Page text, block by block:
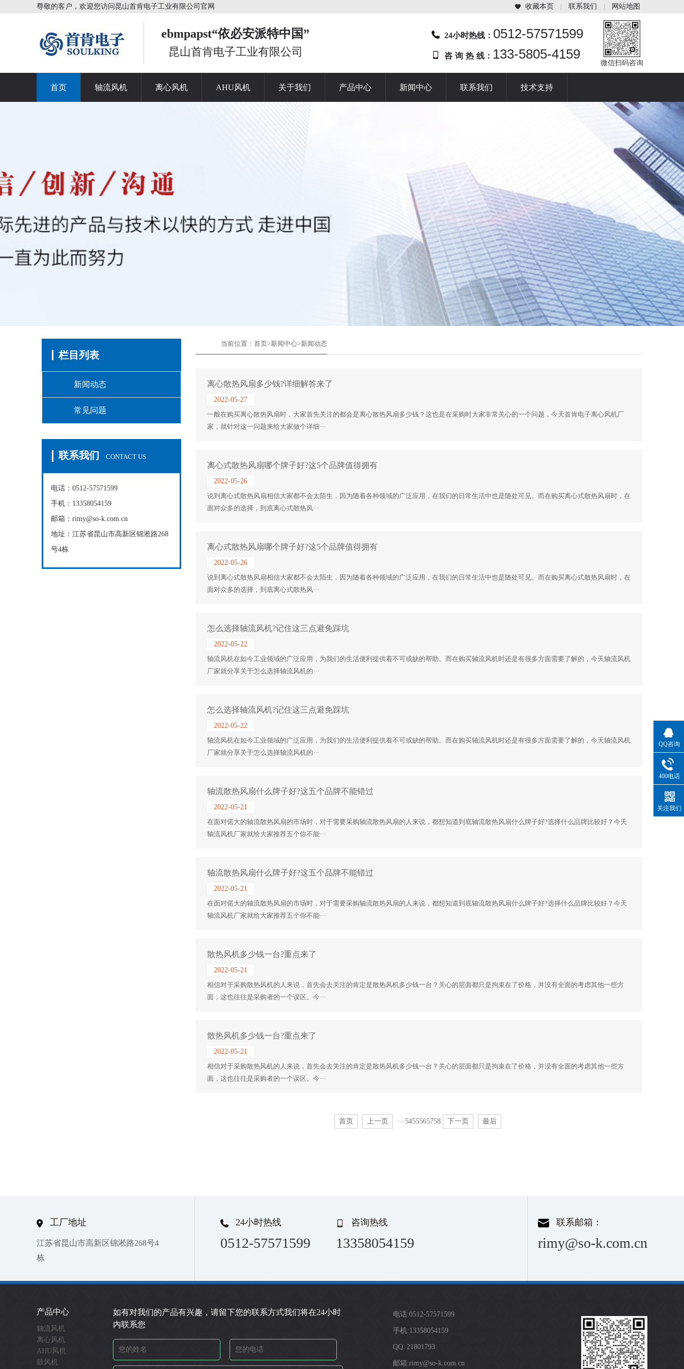
尊敬的客户，欢迎您访问昆山首肯电子工业有限公司官网 收藏本页 联系我们 网站地图
ebmpapst“依必安派特中国”
昆山首肯电子工业有限公司
24小时热线： 0512-57571599
咨 询 热 线： 133-5805-4159
微信扫码咨询
首页 轴流风机 离心风机 AHU风机 关于我们 产品中心 新闻中心 联系我们 技术支持
栏目列表
新闻动态
常见问题
联系我们 CONTACT US
电话：0512-57571599
手机：13358054159
邮箱：rimy@so-k.com.cn
地址：江苏省昆山市高新区锦淞路268
号4栋
当前位置： 首页>新闻中心>新闻动态
离心散热风扇多少钱?详细解答来了
2022-05-27
一般在购买离心散热风扇时，大家首先关注的都会是离心散热风扇多少钱？这也是在采购时大家非常关心的一个问题，今天首肯电子离心风机厂
家，就针对这一问题来给大家做个详细···
离心式散热风扇哪个牌子好?这5个品牌值得拥有
2022-05-26
说到离心式散热风扇相信大家都不会太陌生，因为随着各种领域的广泛应用，在我们的日常生活中也是随处可见。而在购买离心式散热风扇时，在
面对众多的选择，到底离心式散热风···
离心式散热风扇哪个牌子好?这5个品牌值得拥有
2022-05-26
说到离心式散热风扇相信大家都不会太陌生，因为随着各种领域的广泛应用，在我们的日常生活中也是随处可见。而在购买离心式散热风扇时，在
面对众多的选择，到底离心式散热风···
怎么选择轴流风机?记住这三点避免踩坑
2022-05-22
轴流风机在如今工业领域的广泛应用，为我们的生活便利提供着不可或缺的帮助。而在购买轴流风机时还是有很多方面需要了解的，今天轴流风机
厂家就分享关于怎么选择轴流风机的···
怎么选择轴流风机?记住这三点避免踩坑
2022-05-22
轴流风机在如今工业领域的广泛应用，为我们的生活便利提供着不可或缺的帮助。而在购买轴流风机时还是有很多方面需要了解的，今天轴流风机
厂家就分享关于怎么选择轴流风机的···
轴流散热风扇什么牌子好?这五个品牌不能错过
2022-05-21
在面对偌大的轴流散热风扇的市场时，对于需要采购轴流散热风扇的人来说，都想知道到底轴流散热风扇什么牌子好?选择什么品牌比较好？今天
轴流风机厂家就给大家推荐五个你不能···
轴流散热风扇什么牌子好?这五个品牌不能错过
2022-05-21
在面对偌大的轴流散热风扇的市场时，对于需要采购轴流散热风扇的人来说，都想知道到底轴流散热风扇什么牌子好?选择什么品牌比较好？今天
轴流风机厂家就给大家推荐五个你不能···
散热风机多少钱一台?重点来了
2022-05-21
相信对于采购散热风机的人来说，首先会去关注的肯定是散热风机多少钱一台？关心的层面都只是拘束在了价格，并没有全面的考虑其他一些方
面，这也往往是采购者的一个误区。今···
散热风机多少钱一台?重点来了
2022-05-21
相信对于采购散热风机的人来说，首先会去关注的肯定是散热风机多少钱一台？关心的层面都只是拘束在了价格，并没有全面的考虑其他一些方
面，这也往往是采购者的一个误区。今···
首页 上一页 ···5455565758 下一页 最后
工厂地址
江苏省昆山市高新区锦淞路268号4
栋
24小时热线
0512-57571599
咨询热线
13358054159
联系邮箱：
rimy@so-k.com.cn
产品中心
轴流风机
离心风机
AHU风机
鼓风机
如有对我们的产品有兴趣，请留下您的联系方式我们将在24小时
内联系您
电话:0512-57571599
手机:13358054159
QQ: 21801793
邮箱:rimy@so-k.com.cn
QQ咨询
400电话
关注我们